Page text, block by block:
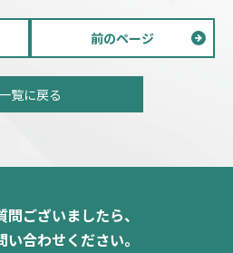
前のページ
一覧に戻る
問ございましたら、
合わせください。